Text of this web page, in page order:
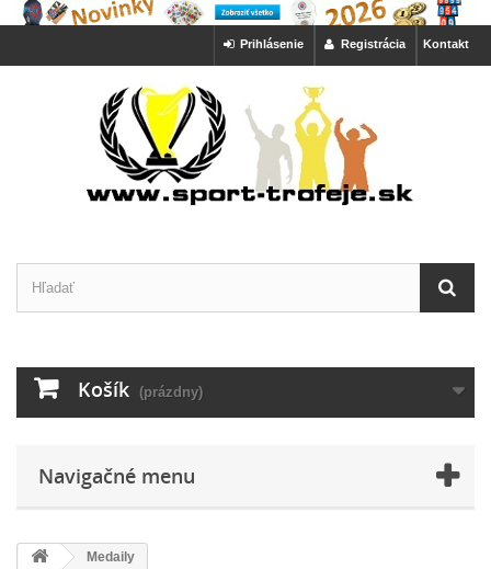
Kontakt
Registrácia
Prihlásenie
Košík (prázdny)
Navigačné menu
Medaily